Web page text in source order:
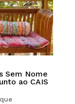
Sem Nome
ao CAIS